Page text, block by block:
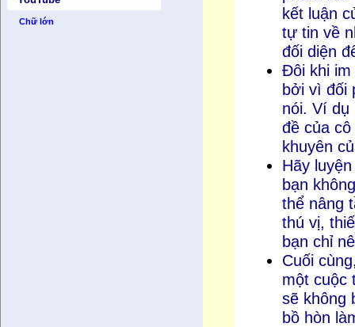
Chữ lớn
kết luận
tự tin về
đối diện
Đôi khi im
bởi vì đối
nói. Ví dụ
đề của
khuyên
Hãy
bạn
thể nâng
thú vị,
bạn chỉ
Cuối
một cuộc
sẽ không
bồ hòn